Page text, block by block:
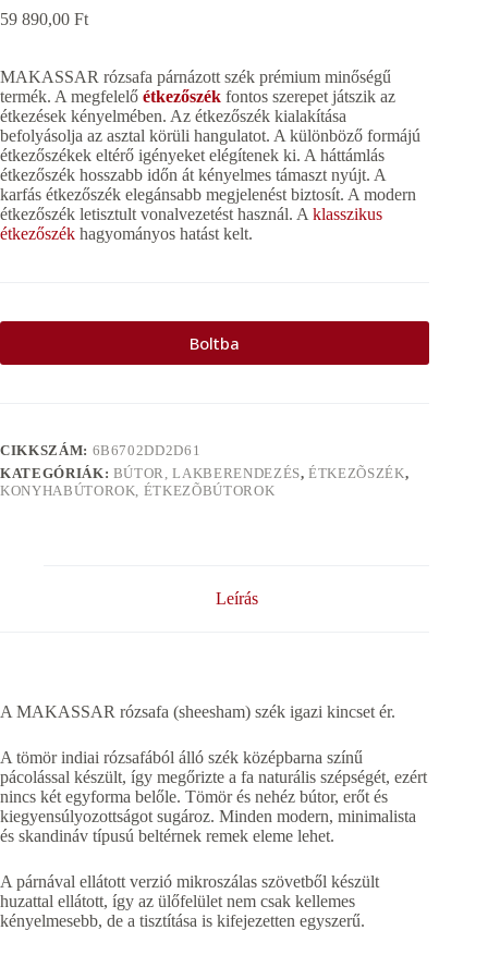
59 890,00 Ft
MAKASSAR rózsafa párnázott szék prémium minőségű
termék. A megfelelő étkezőszék fontos szerepet játszik az
étkezések kényelmében. Az étkezőszék kialakítása
befolyásolja az asztal körüli hangulatot. A különböző formájú
étkezőszékek eltérő igényeket elégítenek ki. A háttámlás
étkezőszék hosszabb időn át kényelmes támaszt nyújt. A
karfás étkezőszék elegánsabb megjelenést biztosít. A modern
étkezőszék letisztult vonalvezetést használ. A klasszikus
étkezőszék hagyományos hatást kelt.
Boltba
CIKKSZÁM: 6B6702DD2D61
KATEGÓRIÁK: BÚTOR, LAKBERENDEZÉS,ÉTKEZÕSZÉK,
KONYHABÚTOROK, ÉTKEZÕBÚTOROK
Leírás
A MAKASSAR rózsafa (sheesham) szék igazi kincset ér.
A tömör indiai rózsafából álló szék középbarna színű
pácolással készült, így megőrizte a fa naturális szépségét, ezért
nincs két egyforma belőle. Tömör és nehéz bútor, erőt és
kiegyensúlyozottságot sugároz. Minden modern, minimalista
és skandináv típusú beltérnek remek eleme lehet.
A párnával ellátott verzió mikroszálas szövetből készült
huzattal ellátott, így az ülőfelület nem csak kellemes
kényelmesebb, de a tisztítása is kifejezetten egyszerű.